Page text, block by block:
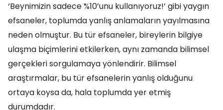
‘Beynimizin sadece %10’unu kullanıyoruz!’ gibi yaygın
efsaneler, toplumda yanlış anlamaların yayılmasına
neden olmuştur. Bu tür efsaneler, bireylerin bilgiye
ulaşma biçimlerini etkilerken, aynı zamanda bilimsel
gerçekleri sorgulamaya yönlendirir. Bilimsel
araştırmalar, bu tür efsanelerin yanlış olduğunu
ortaya koysa da, hala toplumda yer etmiş
durumdadır.